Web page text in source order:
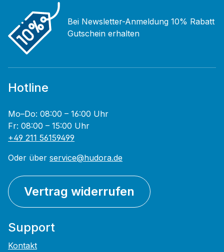
Bei Newsletter-Anmeldung 10% Rabatt
Gutschein erhalten
Hotline
Mo–Do: 08:00 – 16:00 Uhr
Fr: 08:00 – 15:00 Uhr
+49 211 56159499
Oder über service@hudora.de
Vertrag widerrufen
Support
Kontakt